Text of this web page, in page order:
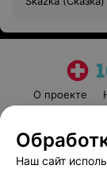
О проекте
Наш сайт